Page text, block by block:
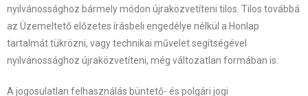
nyilvánossághoz bármely módon újraközvetíteni tilos. Tilos továbbá
az Üzemeltető előzetes írásbeli engedélye nélkül a Honlap
tartalmát tükrözni, vagy technikai művelet segítségével
nyilvánossághoz újraközvetíteni, még változatlan formában is.
A jogosulatlan felhasználás büntető- és polgári jogi